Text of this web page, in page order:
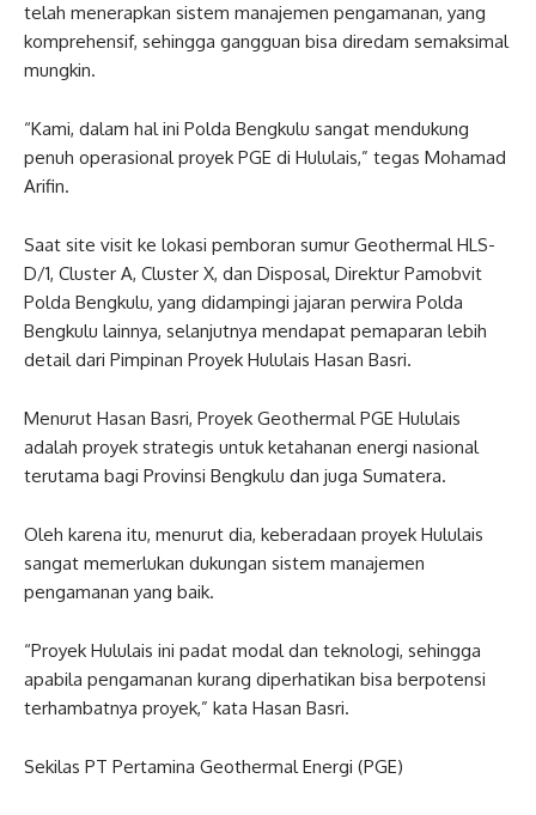
telah menerapkan sistem manajemen pengamanan, yang
komprehensif, sehingga gangguan bisa diredam semaksimal
mungkin.
“Kami, dalam hal ini Polda Bengkulu sangat mendukung
penuh operasional proyek PGE di Hululais,” tegas Mohamad
Arifin.
Saat site visit ke lokasi pemboran sumur Geothermal HLS-
D/1, Cluster A, Cluster X, dan Disposal, Direktur Pamobvit
Polda Bengkulu, yang didampingi jajaran perwira Polda
Bengkulu lainnya, selanjutnya mendapat pemaparan lebih
detail dari Pimpinan Proyek Hululais Hasan Basri.
Menurut Hasan Basri, Proyek Geothermal PGE Hululais
adalah proyek strategis untuk ketahanan energi nasional
terutama bagi Provinsi Bengkulu dan juga Sumatera.
Oleh karena itu, menurut dia, keberadaan proyek Hululais
sangat memerlukan dukungan sistem manajemen
pengamanan yang baik.
“Proyek Hululais ini padat modal dan teknologi, sehingga
apabila pengamanan kurang diperhatikan bisa berpotensi
terhambatnya proyek,” kata Hasan Basri.
Sekilas PT Pertamina Geothermal Energi (PGE)